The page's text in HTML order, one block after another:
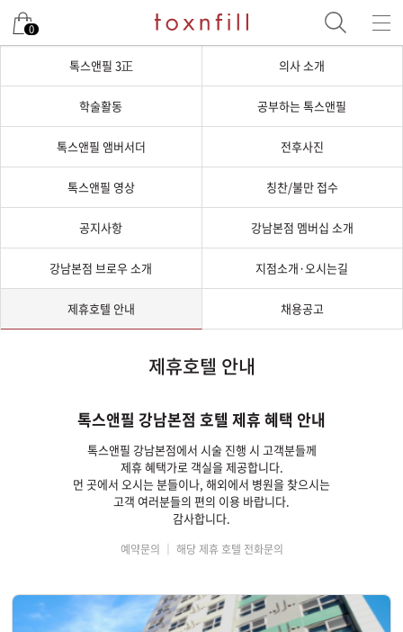
0
톡스앤필 3正 의사 소개
학술활동 공부하는 톡스앤필
톡스앤필 앰버서더 전후사진
톡스앤필 영상 칭찬/불만 접수
공지사항 강남본점 멤버십 소개
강남본점 브로우 소개 지점소개·오시는길
제휴호텔 안내 채용공고
제휴호텔 안내
톡스앤필 강남본점 호텔 제휴 혜택 안내
톡스앤필 강남본점에서 시술 진행 시 고객분들께
제휴 혜택가로 객실을 제공합니다.
먼 곳에서 오시는 분들이나, 해외에서 병원을 찾으시는
고객 여러분들의 편의 이용 바랍니다.
감사합니다.
예약문의 ｜ 해당 제휴 호텔 전화문의